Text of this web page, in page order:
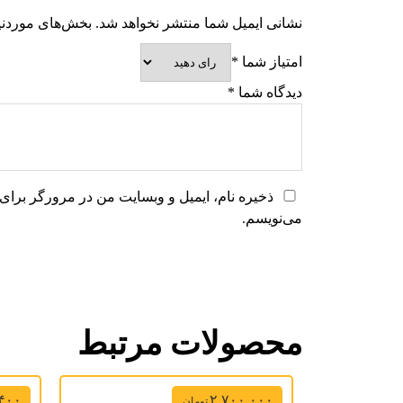
نشانی ایمیل شما منتشر نخواهد شد. بخش‌های
امتیاز شما *
دیدگاه شما *
ذخیره نام، ایمیل و وبسایت من در مرورگر
می‌نویسم.
محصولات مرتبط
۲,۷۰۰,۰۰۰